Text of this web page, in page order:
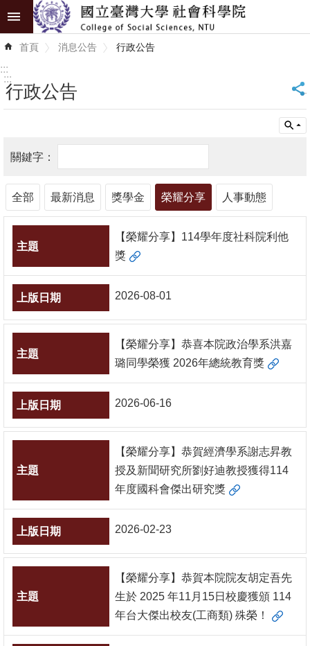
跳到主要內容區塊
進
階
學
學
術
單
研
究
消
息
公
告
際
教
深
耕
法
文
首頁 消息公告 行政公告
:::
:::
行政公告 _
全部 最新消息 獎學金 榮耀分享 人事動態
【榮耀分享】114學年度社科院利他
獎
2026-08-01
【榮耀分享】恭喜本院政治學系洪嘉
璐同學榮獲 2026年總統教育獎
2026-06-16
【榮耀分享】恭賀經濟學系謝志昇教
授及新聞研究所劉好迪教授獲得114
年度國科會傑出研究獎
2026-02-23
【榮耀分享】恭賀本院院友胡定吾先
生於 2025 年11月15日校慶獲頒 114
年台大傑出校友(工商類) 殊榮！